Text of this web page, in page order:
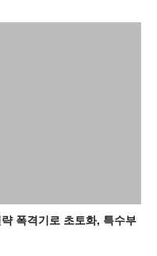
폭격기로 초토화, 특수부